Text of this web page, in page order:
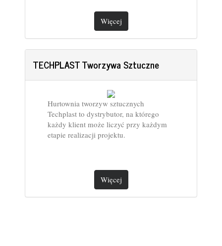
Więcej
TECHPLAST Tworzywa Sztuczne
Hurtownia tworzyw sztucznych
Techplast to dystrybutor, na którego
każdy klient może liczyć przy każdym
etapie realizacji projektu.
Więcej